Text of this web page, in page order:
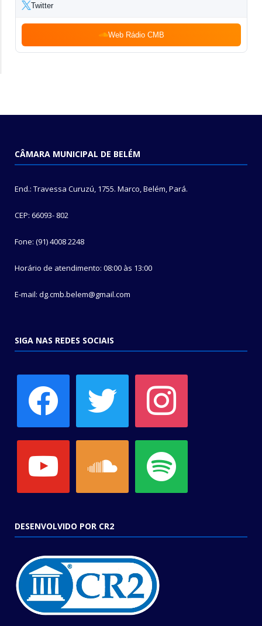
Twitter
Web Rádio CMB
CÂMARA MUNICIPAL DE BELÉM
End.: Travessa Curuzú, 1755. Marco, Belém, Pará.
CEP: 66093- 802
Fone: (91) 4008 2248
Horário de atendimento: 08:00 às 13:00
E-mail: dg.cmb.belem@gmail.com
SIGA NAS REDES SOCIAIS
DESENVOLVIDO POR CR2